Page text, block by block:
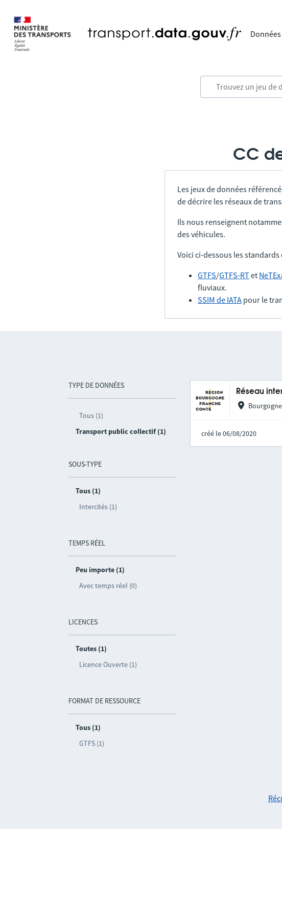
Données
CC
Les jeux de données
de décrire les réseaux de
Ils nous renseignent
des véhicules.
Voici ci-dessous les
GTFS/GTFS-RTet NeTEx
fluviaux.
SSIM de IATA pour le
TYPE DE DONNÉES
Tous (1)
Transport public collectif (1)
SOUS-TYPE
Tous (1)
Intercités (1)
TEMPS RÉEL
Peu importe (1)
Avec temps réel (0)
LICENCES
Toutes (1)
Licence Ouverte (1)
FORMAT DE RESSOURCE
Tous (1)
GTFS (1)
Réseau
créé le 06/08/2020